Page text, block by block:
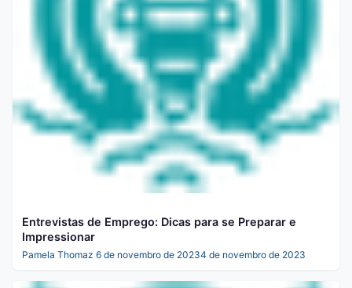
Entrevistas de Emprego: Dicas para se Preparar e
Impressionar
Pamela Thomaz 6 de novembro de 20234 de novembro de 2023